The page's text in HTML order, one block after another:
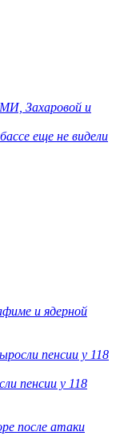
Захаровой и
еще не видели
и ядерной
пенсии у 118